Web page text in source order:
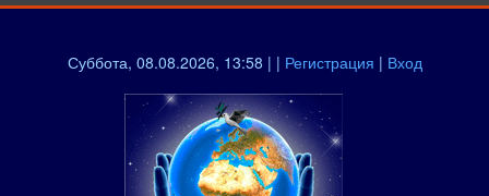
Суббота, 08.08.2026, 13:58 | | Регистрация | Вход